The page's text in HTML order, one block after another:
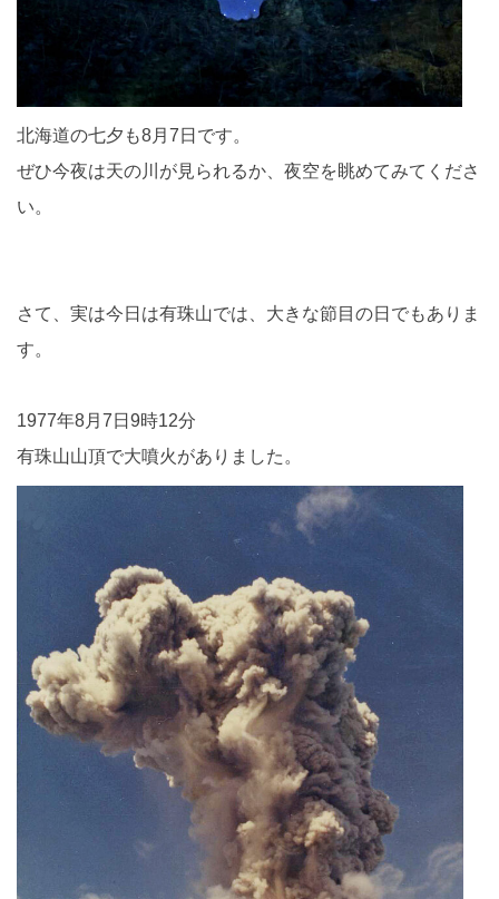
北海道の七夕も8月7日です。
ぜひ今夜は天の川が見られるか、夜空を眺めてみてくださ
い。
さて、実は今日は有珠山では、大きな節目の日でもありま
す。
1977年8月7日9時12分
有珠山山頂で大噴火がありました。